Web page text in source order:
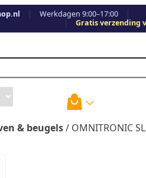
Werkdagen 9:00–17:00
Gratis verzending
& beugels/ OMNITRONIC